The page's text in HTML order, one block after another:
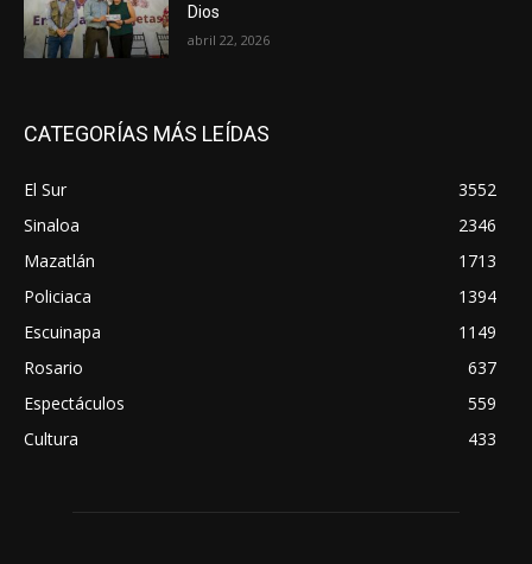
Dios
abril 22, 2026
CATEGORÍAS MÁS LEÍDAS
El Sur
3552
Sinaloa
2346
Mazatlán
1713
Policiaca
1394
Escuinapa
1149
Rosario
637
Espectáculos
559
Cultura
433